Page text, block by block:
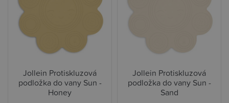
Jollein Protiskluzová
podložka do vany Sun -
Honey
Jollein Protiskluzová
podložka do vany Sun -
Sand